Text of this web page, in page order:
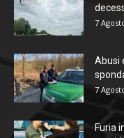
7
Abusi
7
Furia